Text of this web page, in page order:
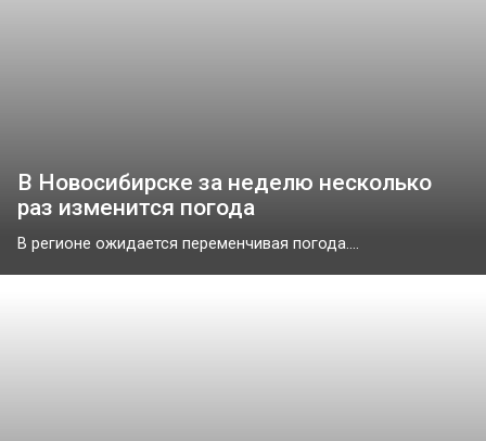
В Новосибирске за неделю несколько
раз изменится погода
В регионе ожидается переменчивая погода....